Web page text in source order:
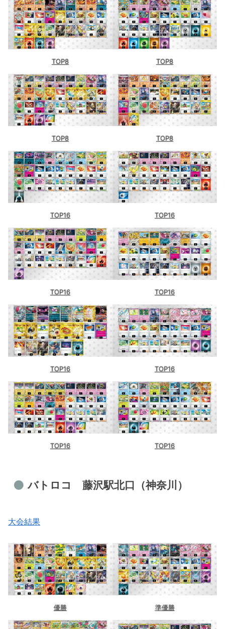
TOP8 TOP8
TOP8 TOP8
TOP16 TOP16
TOP16 TOP16
TOP16 TOP16
TOP16 TOP16
バトロコ 藤沢駅北口（神奈川）
大会結果
優勝 準優勝